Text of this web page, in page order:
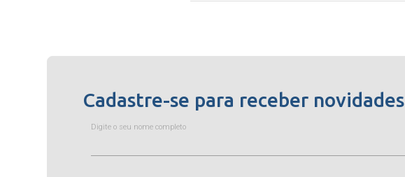
Cadastre-se para receber novidades
Digite o seu nome completo